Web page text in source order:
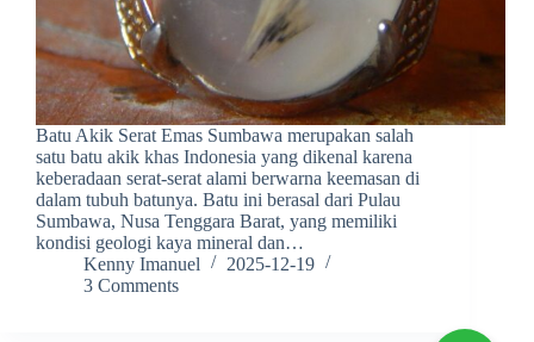
Batu Akik Serat Emas Sumbawa merupakan salah
satu batu akik khas Indonesia yang dikenal karena
keberadaan serat-serat alami berwarna keemasan di
dalam tubuh batunya. Batu ini berasal dari Pulau
Sumbawa, Nusa Tenggara Barat, yang memiliki
kondisi geologi kaya mineral dan…
Kenny Imanuel
2025-12-19
3 Comments